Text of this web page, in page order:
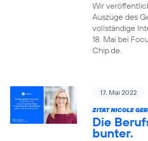
Wir
Auszüge des
vollständige
18. Mai bei
Chip.de.
17. Mai 2022
ZITAT NICOLE
Die
bunter.